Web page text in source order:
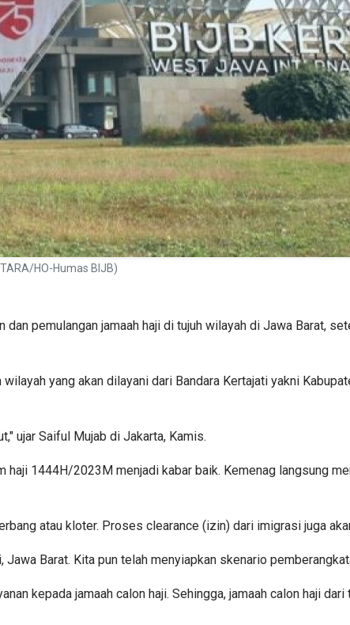
HO-Humas BIJB)
pemulangan jamaah haji di tujuh wilayah di Jawa Barat,
yang akan dilayani dari Bandara Kertajati yakni
ujar Saiful Mujab di Jakarta, Kamis.
1444H/2023M menjadi kabar baik. Kemenag langsung
atau kloter. Proses clearance (izin) dari imigrasi juga
Barat. Kita pun telah menyiapkan skenario
kepada jamaah calon haji. Sehingga, jamaah calon haji